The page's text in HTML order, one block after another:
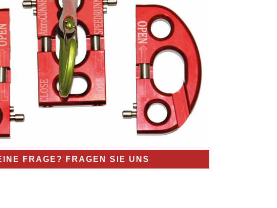
FRAGE? FRAGEN SIE UNS